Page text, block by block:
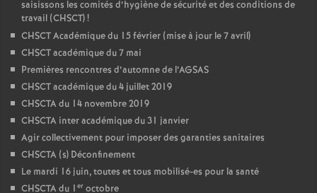
saisissons les comités d’hygiène de sécurité et des conditions de
travail (CHSCT)!
CHSCT Académique du 15 février (mise à jour le 7 avril)
CHSCT académique du 7 mai
Premières rencontres d’automne de l’AGSAS
CHSCT académique du 4 juillet 2019
CHSCTA du 14 novembre 2019
CHSCTA inter académique du 31 janvier
Agir collectivement pour imposer des garanties sanitaires
CHSCTA (s) Déconfinement
Le mardi 16 juin, toutes et tous mobilisé-es pour la santé
CHSCTA du 1 er octobre